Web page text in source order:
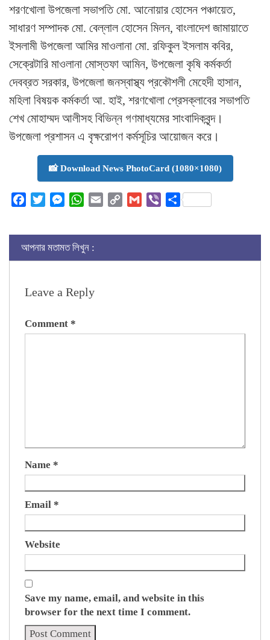
শরণখোলা উপজেলা সভাপতি মো. আনোয়ার হোসেন পঞ্চায়েত,
সাধারণ সম্পাদক মো. বেল্লাল হোসেন মিলন, বাংলাদেশ জামায়াতে
ইসলামী উপজেলা আমির মাওলানা মো. রফিকুল ইসলাম কবির,
সেক্রেটারি মাওলানা মোস্তফা আমিন, উপজেলা কৃষি কর্মকর্তা
দেবব্রত সরকার, উপজেলা জনস্বাস্থ্য প্রকৌশলী মেহেদী হাসান,
মহিলা বিষয়ক কর্মকর্তা আ. হাই, শরণখোলা প্রেসক্লাবের সভাপতি
শেখ মোহাম্মদ আলীসহ বিভিন্ন গণমাধ্যমের সাংবাদিকবৃন্দ।
উপজেলা প্রশাসন এ বৃক্ষরোপণ কর্মসূচির আয়োজন করে।
📸 Download News PhotoCard (1080×1080)
Facebook
TwitterMessengerWhatsApp
Email
Copy
Gmail ViberShare
আপনার মতামত লিখুন :
Leave a Reply
Comment *
Name *
Email *
Website
Save my name, email, and website in this
browser for the next time I comment.